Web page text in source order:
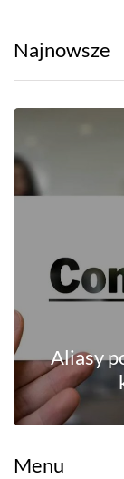
Najnowsze
Aliasy
Menu